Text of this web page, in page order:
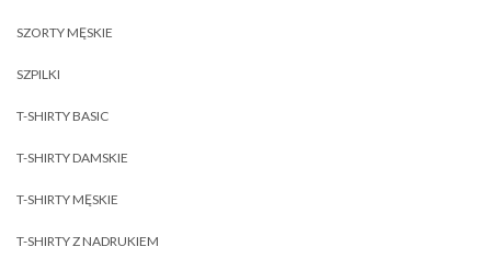
SZORTY MĘSKIE
SZPILKI
T-SHIRTY BASIC
T-SHIRTY DAMSKIE
T-SHIRTY MĘSKIE
T-SHIRTY Z NADRUKIEM